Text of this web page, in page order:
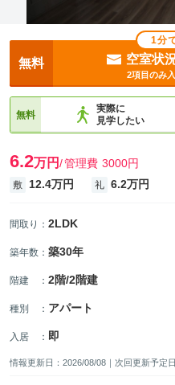
1分
無料 空室状
2項目のみ
無料
実際に
見学したい
6.2万円 管理費 3000円
敷 12.4万円 礼 6.2万円
間取り ： 2LDK
築年数 ： 築30年
階建 ： 2階/2階建
種別 ： アパート
入居 ： 即
情報更新日：2026/08/08｜次回更新予定